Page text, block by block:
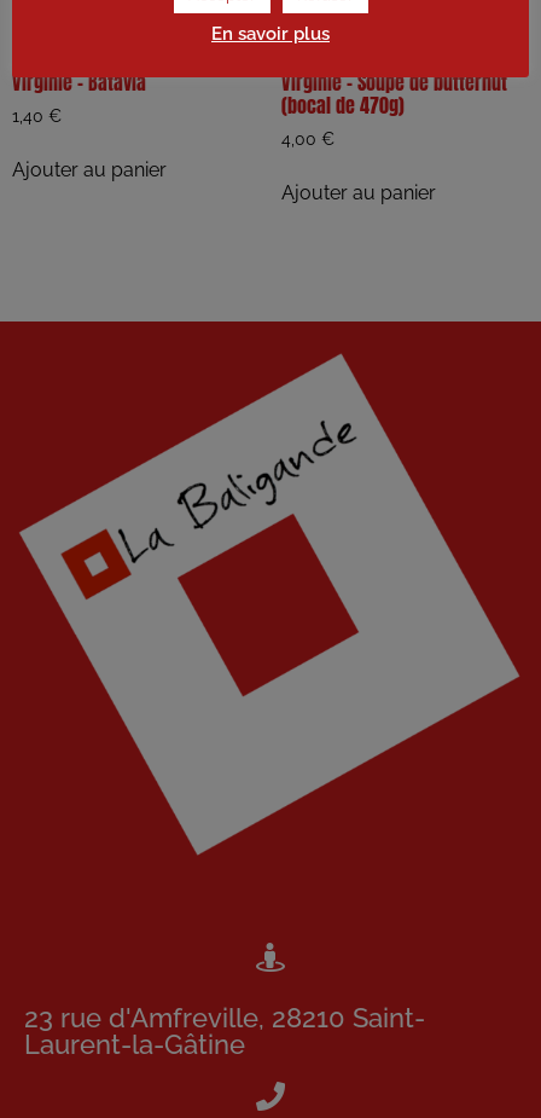
Virginie – Batavia
1,40 €
Ajouter au panier
Virginie – Soupe de butternut
(bocal de 470g)
4,00 €
Ajouter au panier
23 rue d'Amfreville, 28210 Saint-
Laurent-la-Gâtine
En savoir plus